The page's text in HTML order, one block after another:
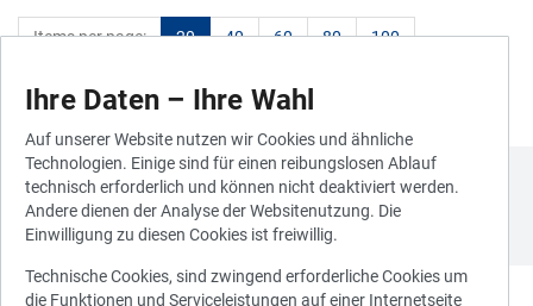
Items per page: 20 40 60 80 100
Ihre Daten – Ihre Wahl
Auf unserer Website nutzen wir Cookies und ähnliche
Technologien. Einige sind für einen reibungslosen Ablauf
technisch erforderlich und können nicht deaktiviert werden.
Andere dienen der Analyse der Websitenutzung. Die
Einwilligung zu diesen Cookies ist freiwillig.
Technische Cookies, sind zwingend erforderliche Cookies um
die Funktionen und Serviceleistungen auf einer Internetseite